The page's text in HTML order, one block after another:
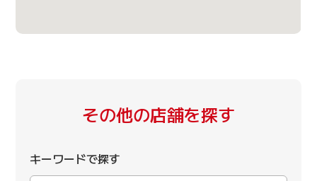
その他の店舗を探す
キーワードで探す